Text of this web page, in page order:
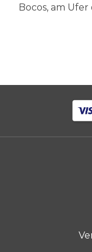
Bocos, am